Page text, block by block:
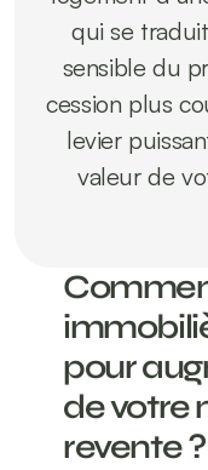
qui se
sensible du
cession plus
levier
valeur de
pour
de votre
revente ?